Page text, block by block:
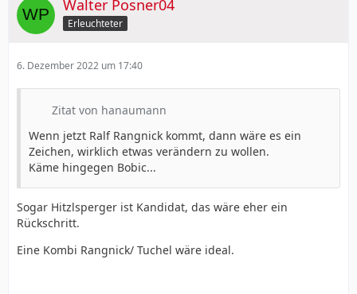
Walter Posner04
Erleuchteter
6. Dezember 2022 um 17:40
Zitat von hanaumann
Wenn jetzt Ralf Rangnick kommt, dann wäre es ein
Zeichen, wirklich etwas verändern zu wollen.
Käme hingegen Bobic...
Sogar Hitzlsperger ist Kandidat, das wäre eher ein
Rückschritt.
Eine Kombi Rangnick/ Tuchel wäre ideal.